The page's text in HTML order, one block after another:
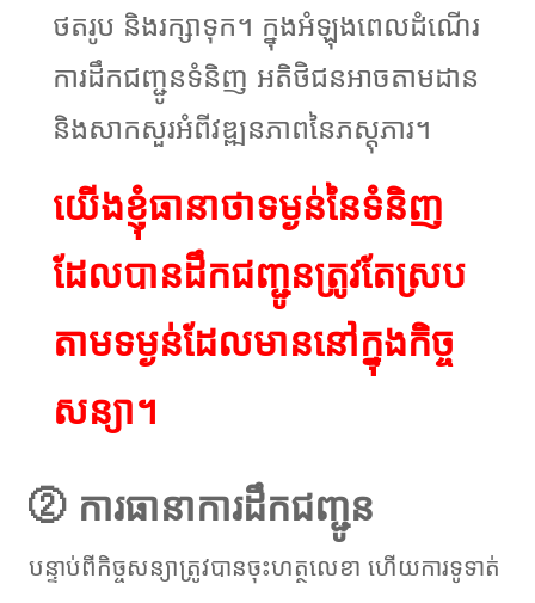
ថតរូប និងរក្សាទុក។ ក្នុងអំឡុងពេលដំណើរ
ការដឹកជញ្ជូនទំនិញ អតិថិជនអាចតាមដាន
និងសាកសួរអំពីវឌ្ឍនភាពនៃភស្តុភារ។
យើងខ្ញុំធានាថាទម្ងន់នៃទំនិញ
ដែលបានដឹកជញ្ជូនត្រូវតែស្រប
តាមទម្ងន់ដែលមាននៅក្នុងកិច្ច
សន្យា។
② ការធានាការដឹកជញ្ជូន
បន្ទាប់ពីកិច្ចសន្យាត្រូវបានចុះហត្ថលេខា ហើយការទូទាត់